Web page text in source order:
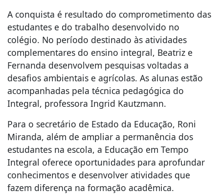
A conquista é resultado do comprometimento das
estudantes e do trabalho desenvolvido no
colégio. No período destinado às atividades
complementares do ensino integral, Beatriz e
Fernanda desenvolvem pesquisas voltadas a
desafios ambientais e agrícolas. As alunas estão
acompanhadas pela técnica pedagógica do
Integral, professora Ingrid Kautzmann.
Para o secretário de Estado da Educação, Roni
Miranda, além de ampliar a permanência dos
estudantes na escola, a Educação em Tempo
Integral oferece oportunidades para aprofundar
conhecimentos e desenvolver atividades que
fazem diferença na formação acadêmica.